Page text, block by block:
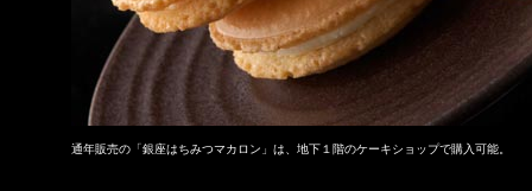
通年販売の「銀座はちみつマカロン」は、地下１階のケーキショップで購入可能。